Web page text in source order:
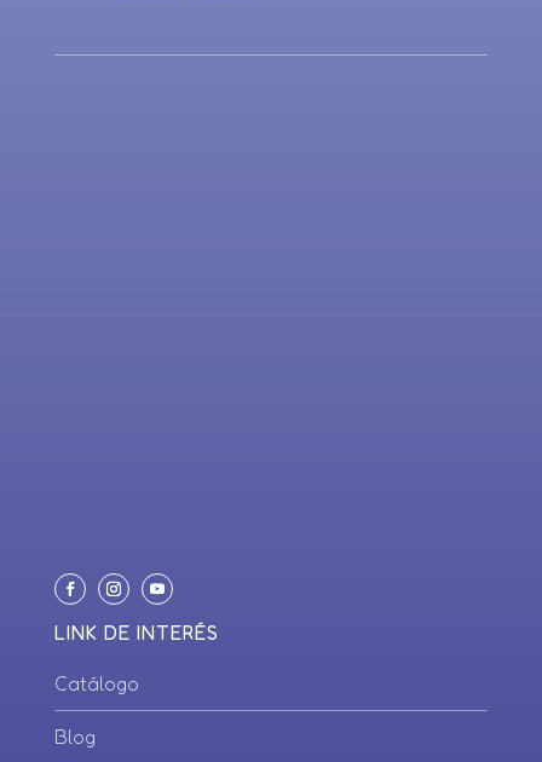
LINK DE INTERÉS
Catálogo
Blog